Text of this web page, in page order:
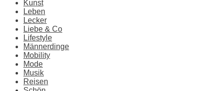
Kunst
Leben
Lecker
Liebe & Co
Lifestyle
Männerdinge
Mobility
Mode
Musik
Reisen